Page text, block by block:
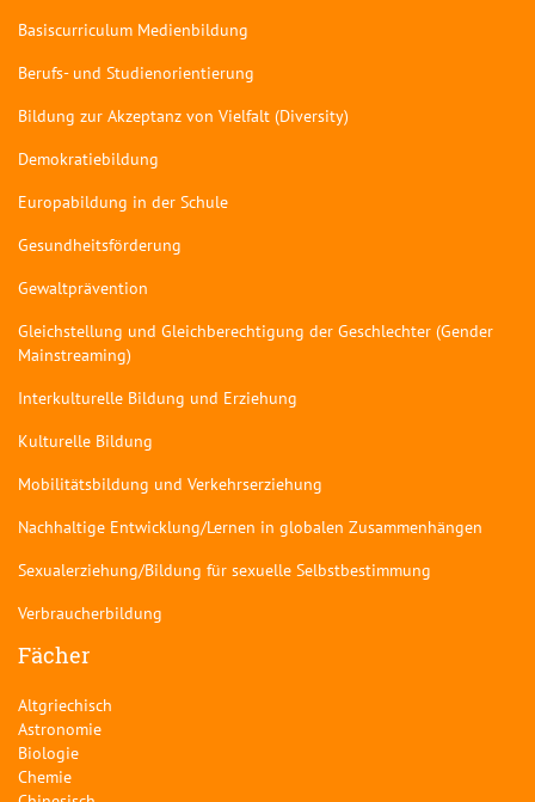
Basiscurriculum Medienbildung
Berufs- und Studienorientierung
Bildung zur Akzeptanz von Vielfalt (Diversity)
Demokratiebildung
Europabildung in der Schule
Gesundheitsförderung
Gewaltprävention
Gleichstellung und Gleichberechtigung der Geschlechter (Gender
Mainstreaming)
Interkulturelle Bildung und Erziehung
Kulturelle Bildung
Mobilitätsbildung und Verkehrserziehung
Nachhaltige Entwicklung/Lernen in globalen Zusammenhängen
Sexualerziehung/Bildung für sexuelle Selbstbestimmung
Verbraucherbildung
Fächer
Altgriechisch
Astronomie
Biologie
Chemie